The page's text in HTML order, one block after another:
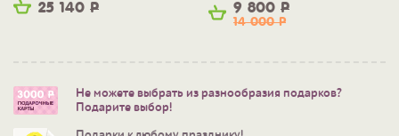
25 140 Р 9 800 Р
14 000Р
Не можете выбрать из разнообразия подарков?
Подарите выбор!